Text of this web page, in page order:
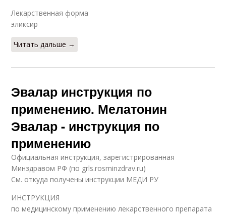
Лекарственная форма
эликсир
Читать дальше →
Эвалар инструкция по
применению. Мелатонин
Эвалар - инструкция по
применению
Официальная инструкция, зарегистрированная
Минздравом РФ (по grls.rosminzdrav.ru)
См. откуда получены инструкции МЕДИ РУ
ИНСТРУКЦИЯ
по медицинскому применению лекарственного препарата